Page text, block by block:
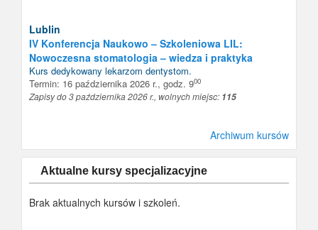
Lublin
IV Konferencja Naukowo – Szkoleniowa LIL:
Nowoczesna stomatologia – wiedza i praktyka
Kurs dedykowany lekarzom dentystom.
Termin: 16 października 2026 r., godz. 900
Zapisy do 3 października 2026 r., wolnych miejsc: 115
Archiwum kursów
Aktualne kursy specjalizacyjne
Brak aktualnych kursów i szkoleń.